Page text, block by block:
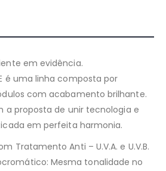
em evidência.
é uma linha composta por
com acabamento brilhante.
a proposta de unir tecnologia e
em perfeita harmonia.
Tratamento Anti – U.V.A. e U.V.B.
Mesma tonalidade no